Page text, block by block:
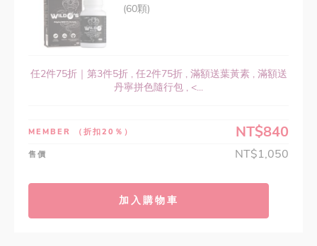
(60顆)
任2件75折｜第3件5折 , 任2件75折 , 滿額送葉黃素 , 滿額送
丹寧拼色隨行包 , <...
MEMBER （折扣20％） NT$840
售價 NT$1,050
加入購物車